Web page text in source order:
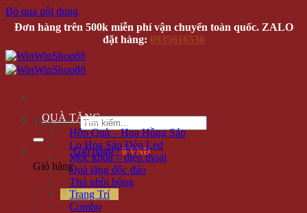
Bỏ qua nội dung
Đơn hàng trên 500k miễn phí vận chuyển toàn quốc. ZALO
đặt hàng: 0935616536
Tìm kiếm:
Giỏ hàng /0 VNĐ
Giỏ hàng
QUÀ TẶNG
Hộp Quà – Hoa Hồng Sáp
Lọ Hoa Sáp Đèn Led
Móc khóa – điện thoại
Quà tặng độc đáo
Thú nhồi bông
Trang Trí
Combo